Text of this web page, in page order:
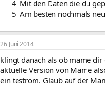
Mit den Daten die du
Am besten nochmals
26 Juni 2014
klingt danach als ob mame
aktuelle Version von Mame
ein testrom. Glaub auf der